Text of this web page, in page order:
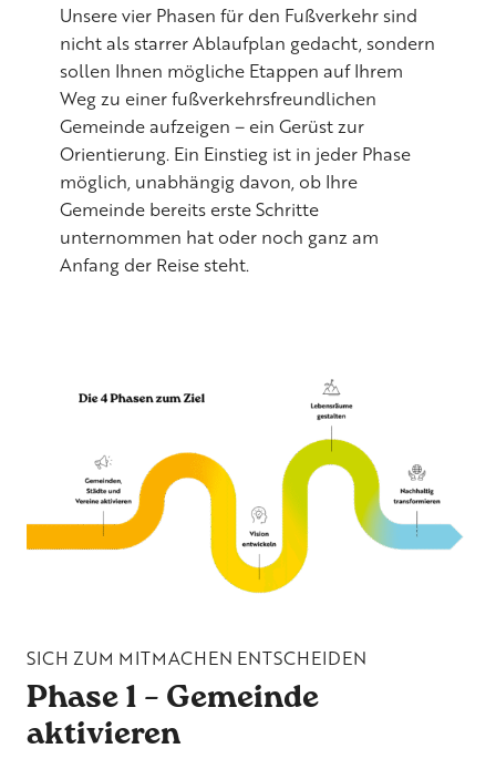
Unsere vier Phasen für den Fußverkehr sind
nicht als starrer Ablaufplan gedacht, sondern
sollen Ihnen mögliche Etappen auf Ihrem
Weg zu einer fußverkehrsfreundlichen
Gemeinde aufzeigen – ein Gerüst zur
Orientierung. Ein Einstieg ist in jeder Phase
möglich, unabhängig davon, ob Ihre
Gemeinde bereits erste Schritte
unternommen hat oder noch ganz am
Anfang der Reise steht.
SICH ZUM MITMACHEN ENTSCHEIDEN
Phase 1 – Gemeinde
aktivieren